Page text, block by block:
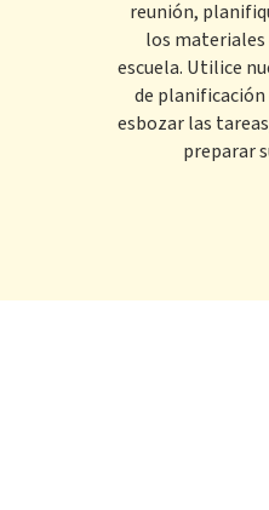
reunión,
los materiales
escuela. Utilice
de planificación
esbozar las
preparar